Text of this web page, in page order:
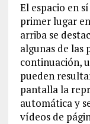
El espacio en
primer lugar
arriba se
algunas de las
continuación,
pueden
pantalla la
automática y
vídeos de